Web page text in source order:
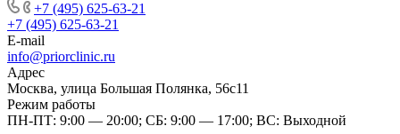
+7 (495) 625-63-21
+7 (495) 625-63-21
E-mail
info@priorclinic.ru
Адрес
Москва, улица Большая Полянка, 56с11
Режим работы
ПН-ПТ: 9:00 — 20:00; СБ: 9:00 — 17:00; ВС: Выходной